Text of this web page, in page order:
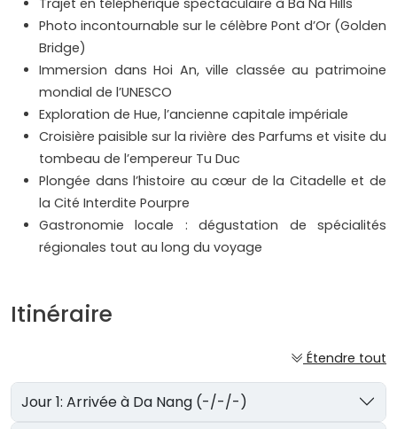
Trajet en téléphérique spectaculaire à Ba Na Hills
Photo incontournable sur le célèbre Pont d’Or (Golden
Bridge)
Immersion dans Hoi An, ville classée au patrimoine
mondial de l’UNESCO
Exploration de Hue, l’ancienne capitale impériale
Croisière paisible sur la rivière des Parfums et visite du
tombeau de l’empereur Tu Duc
Plongée dans l’histoire au cœur de la Citadelle et de
la Cité Interdite Pourpre
Gastronomie locale : dégustation de spécialités
régionales tout au long du voyage
Itinéraire
Étendre tout
Jour 1: Arrivée à Da Nang (-/-/-)